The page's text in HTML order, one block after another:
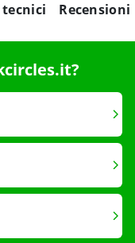
Recensioni